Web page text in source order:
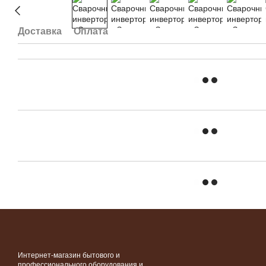
Доставка Оплата
Интернет-магазин бытового и